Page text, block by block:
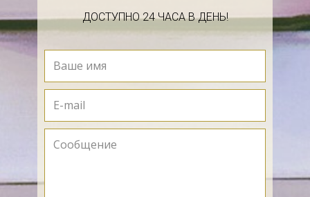
ДОСТУПНО 24 ЧАСА В ДЕНЬ!